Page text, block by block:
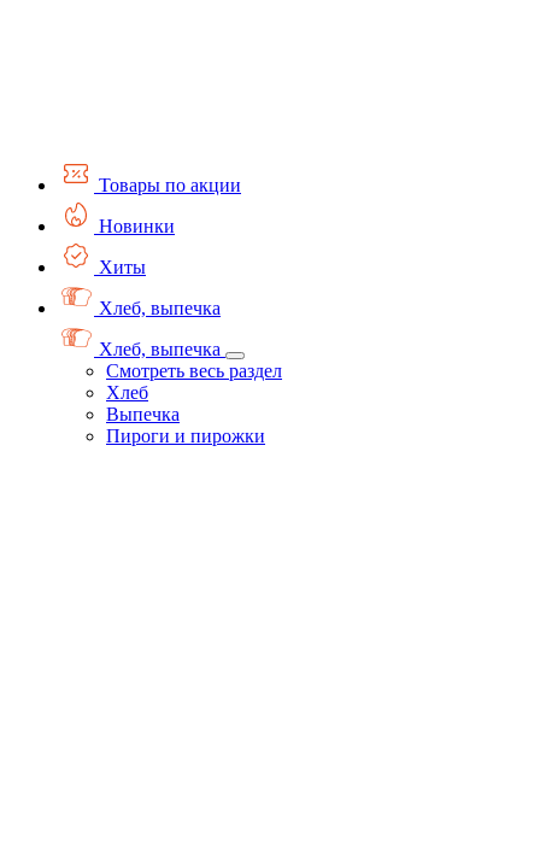
Товары по акции
Новинки
Хиты
Хлеб, выпечка
Хлеб, выпечка
Смотреть весь раздел
Хлеб
Выпечка
Пироги и пирожки